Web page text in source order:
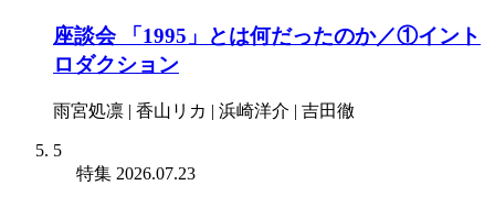
座談会 「1995」とは何だったのか／①イント
ロダクション
雨宮処凛 | 香山リカ | 浜崎洋介 | 吉田徹
5
特集 2026.07.23